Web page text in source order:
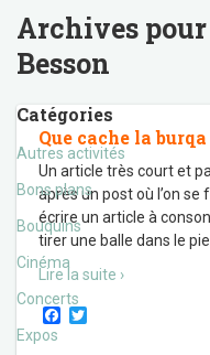
Archives
Besson
Catégories
Autres activités
Bons plans
Bouquins
Cinéma
Concerts
Expos
Que cache la burqa
Un article très court et
après un post où l’on
écrire un article à
tirer une balle dans le
Lire la suite ›
F